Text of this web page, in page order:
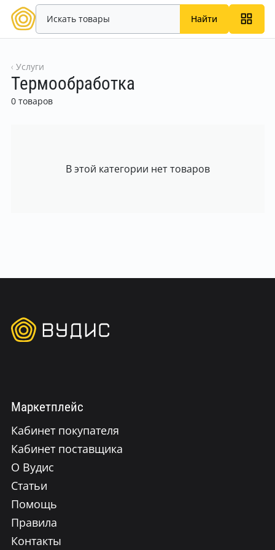
Найти
Услуги
Термообработка
0 товаров
В этой категории нет товаров
Маркетплейс
Кабинет покупателя
Кабинет поставщика
О Вудис
Статьи
Помощь
Правила
Контакты